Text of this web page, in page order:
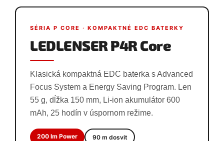
SÉRIA P CORE · KOMPAKTNÉ EDC BATERKY
LEDLENSER P4R Core
Klasická kompaktná EDC baterka s Advanced
Focus System a Energy Saving Program. Len
55 g, dĺžka 150 mm, Li-ion akumulátor 600
mAh, 25 hodín v úspornom režime.
200 lm Power 90 m dosvit